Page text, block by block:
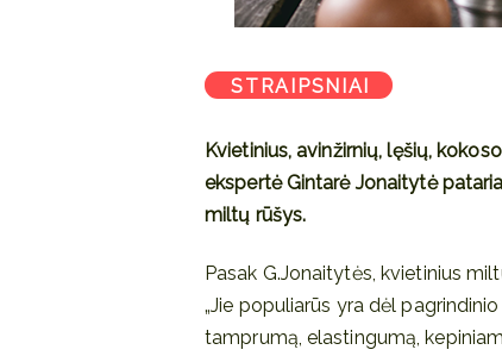
STRAIPSNIAI
Kvietinius, avinžirnių, lęšių,
ekspertė Gintarė Jonaitytė
miltų rūšys.
Pasak G.Jonaitytės, kvietinius
„Jie populiarūs yra dėl
tamprumą, elastingumą,